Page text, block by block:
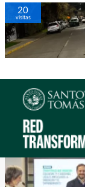
20
visitas